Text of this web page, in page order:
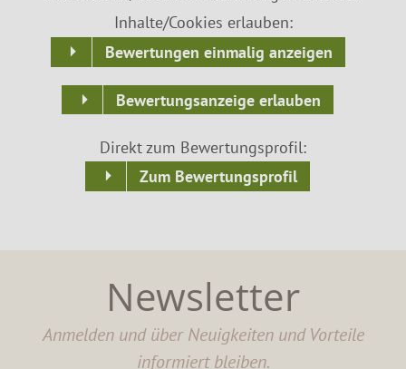
Inhalte/Cookies erlauben:
Bewertungen einmalig anzeigen
Bewertungsanzeige erlauben
Direkt zum Bewertungsprofil:
Zum Bewertungsprofil
Newsletter
Anmelden und über Neuigkeiten und Vorteile
informiert bleiben.